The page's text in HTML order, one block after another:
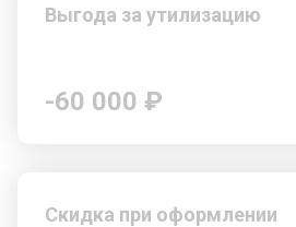
Выгода за утилизацию
-60 000 ₽
Скидка при оформлении